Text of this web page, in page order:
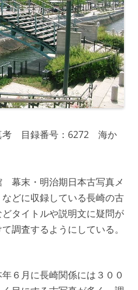
考 目録番号：6272 海か
幕末・明治期日本古写真メ
どに収録している長崎の古
タイトルや説明文に疑問が
調査するようにしている。
６月に長崎関係には３００